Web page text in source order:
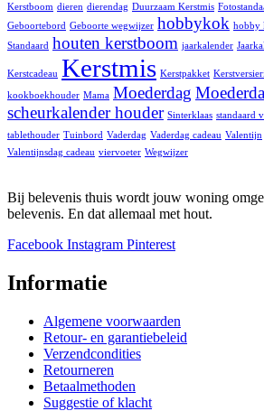
Kerstboom dieren dierendag Duurzaam Kerstmis
Geboortebord Geboorte wegwijzer hobbykok hobby
Standaard houten kerstboom jaarkalender
Kerstcadeau Kerstmis Kerstpakket
kookboekhouder Mama Moederdag
scheurkalender houder Sinterklaas standaard
tablethouder Tuinbord Vaderdag Vaderdag cadeau Valentijn
Valentijnsdag cadeau viervoeter Wegwijzer
Bij belevenis thuis wordt jouw woning
belevenis. En dat allemaal met hout.
Facebook Instagram Pinterest
Informatie
Algemene voorwaarden
Retour- en garantiebeleid
Verzendcondities
Retourneren
Betaalmethoden
Suggestie of klacht